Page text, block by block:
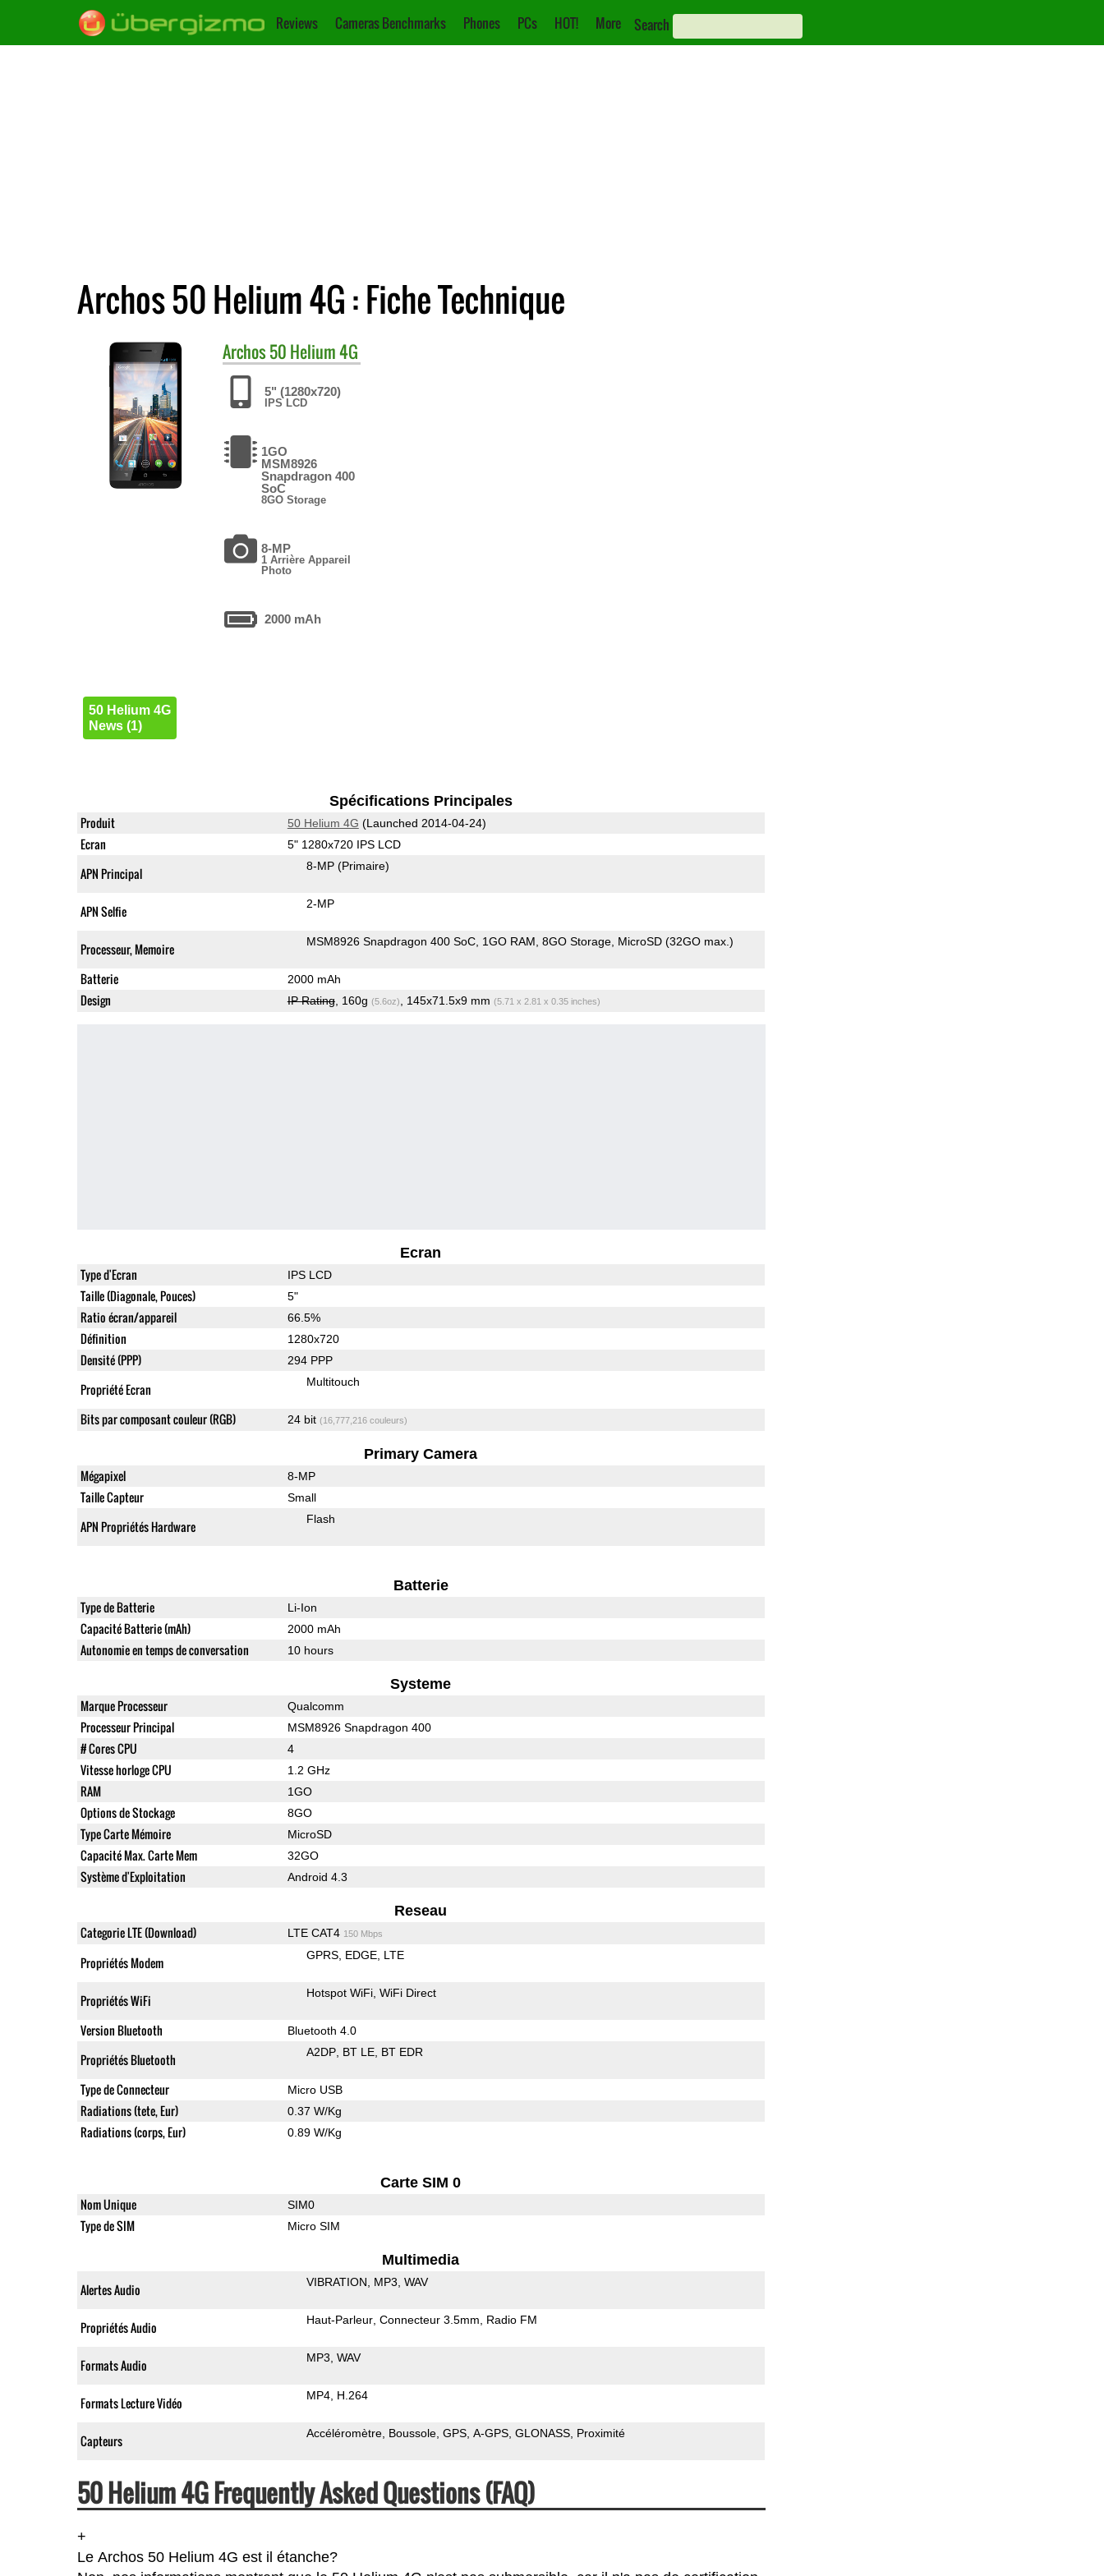
Reviews Cameras Benchmarks Phones PCs HOT! More Search
Archos 50 Helium 4G : Fiche Technique
Archos50 Helium 4G
5" (1280x720)
IPS LCD
1GO
MSM8926
Snapdragon 400
SoC
8GO Storage
8-MP
1 Arrière Appareil
Photo
2000 mAh
50 Helium 4G
News (1)
Spécifications Principales
Produit 50 Helium 4G (Launched 2014-04-24)
Ecran 5" 1280x720 IPS LCD
APN Principal 8-MP (Primaire)
APN Selfie 2-MP
Processeur, Memoire MSM8926 Snapdragon 400 SoC 1GO RAM 8GO Storage MicroSD (32GO max.)
Batterie 2000 mAh
Design IP Rating, 160g (5.6oz) , 145x71.5x9 mm (5.71 x 2.81 x 0.35 inches)
Ecran
Type d'Ecran IPS LCD
Taille (Diagonale, Pouces) 5"
Ratio écran/appareil 66.5%
Définition 1280x720
Densité (PPP) 294 PPP
Propriété Ecran Multitouch
Bits par composant couleur (RGB) 24 bit (16,777,216 couleurs)
Primary Camera
Mégapixel 8-MP
Taille Capteur Small
APN Propriétés Hardware Flash
Batterie
Type de Batterie Li-Ion
Capacité Batterie (mAh) 2000 mAh
Autonomie en temps de conversation 10 hours
Systeme
Marque Processeur Qualcomm
Processeur Principal MSM8926 Snapdragon 400
# Cores CPU 4
Vitesse horloge CPU 1.2 GHz
RAM 1GO
Options de Stockage 8GO
Type Carte Mémoire MicroSD
Capacité Max. Carte Mem 32GO
Système d'Exploitation Android 4.3
Reseau
Categorie LTE (Download) LTE CAT4 150 Mbps
Propriétés Modem GPRS EDGE LTE
Propriétés WiFi Hotspot WiFi WiFi Direct
Version Bluetooth Bluetooth 4.0
Propriétés Bluetooth A2DP BT LE BT EDR
Type de Connecteur Micro USB
Radiations (tete, Eur) 0.37 W/Kg
Radiations (corps, Eur) 0.89 W/Kg
Carte SIM 0
Nom Unique SIM0
Type de SIM Micro SIM
Multimedia
Alertes Audio VIBRATION MP3 WAV
Propriétés Audio Haut-Parleur Connecteur 3.5mm Radio FM
Formats Audio MP3 WAV
Formats Lecture Vidéo MP4 H.264
Capteurs Accéléromètre Boussole GPS A-GPS GLONASS Proximité
50 Helium 4G Frequently Asked Questions (FAQ)
+
Le Archos 50 Helium 4G est il étanche?